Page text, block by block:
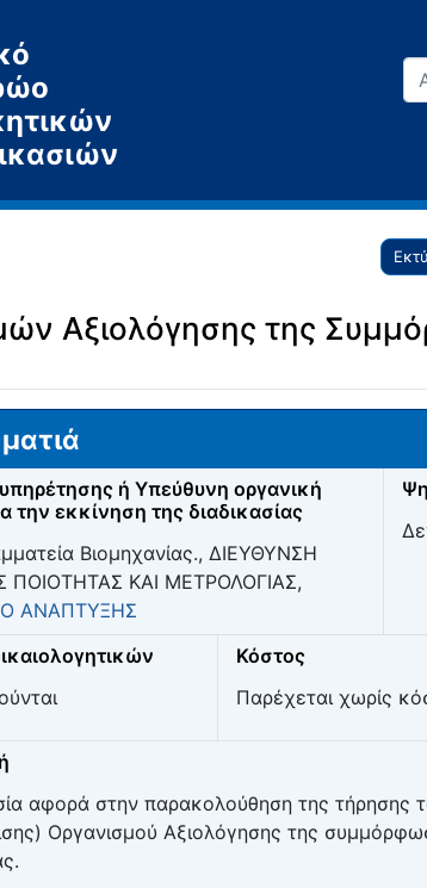
Αξιολόγησης της
ή Υπεύθυνη οργανική
την εκκίνηση της διαδικασίας
Βιομηχανίας., ΔΙΕΥΘΥΝΣΗ
ΠΟΙΟΤΗΤΑΣ ΚΑΙ ΜΕΤΡΟΛΟΓΙΑΣ,
ΑΝΑΠΤΥΞΗΣ
Κόστος
Παρέχεται χωρίς
αφορά στην παρακολούθηση της
Οργανισμού Αξιολόγησης της